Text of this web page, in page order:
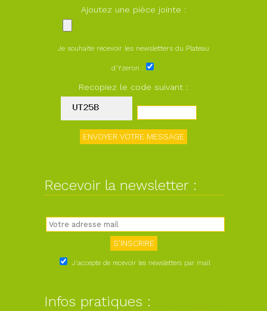
Ajoutez une pièce jointe :
Je souhaite recevoir les newsletters du Plateau
d'Yzeron :
Recopiez le code suivant :
Recevoir la newsletter :
J'accepte de recevoir les newsletters par mail
Infos pratiques :